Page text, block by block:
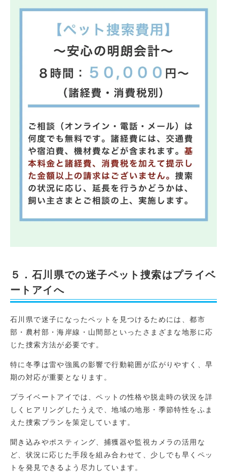
５．石川県での迷子ペット捜索はプライベ
ートアイへ
石川県で迷子になったペットを見つけるためには、都市
部・農村部・海岸線・山間部といったさまざまな地形に応
じた捜索方法が必要です。
特に冬季は雷や強風の影響で行動範囲が広がりやすく、早
期の対応が重要となります。
プライベートアイでは、ペットの性格や脱走時の状況を詳
しくヒアリングしたうえで、地域の地形・季節特性をふま
えた捜索プランを策定しています。
聞き込みやポスティング、捕獲器や監視カメラの活用な
ど、状況に応じた手段を組み合わせて、少しでも早くペッ
トを発見できるよう尽力しています。